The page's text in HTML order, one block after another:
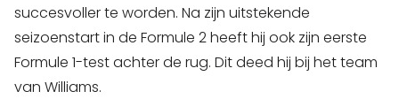
succesvoller te worden. Na zijn uitstekende
seizoenstart in de Formule 2 heeft hij ook zijn eerste
Formule 1-test achter de rug. Dit deed hij bij het team
van Williams.